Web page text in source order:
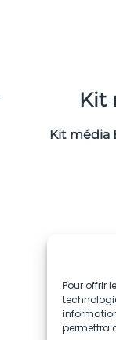
Pour offrir
permettra
Kit
Kit média